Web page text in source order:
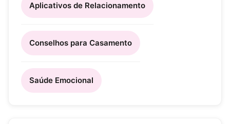
Aplicativos de Relacionamento
Conselhos para Casamento
Saúde Emocional